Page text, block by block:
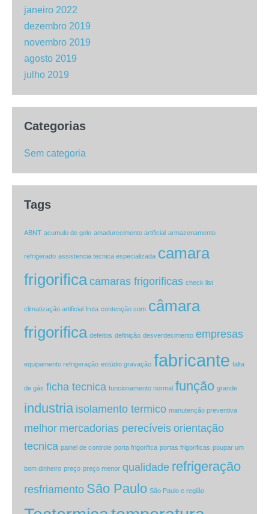
janeiro 2022
dezembro 2019
novembro 2019
agosto 2019
julho 2019
Categorias
Sem categoria
Tags
ABNT acumulo de gelo amadurecimento artificial armazenamento
refrigerado assistencia tecnica especializada camara
frigorifica camaras frigorificas check list
climatização artificial fruta contenção som câmara
frigorifica defeitos definição desverdecimento empresas
equipamento refrigeração estúdio gravação fabricante falta
de gás ficha tecnica funcionamento normal função grande
industria isolamento termico manutenção preventiva
melhor mercadorias perecíveis orientação
tecnica painel de controle porta frigorifica portas frigorificas poupar um
bom dinheiro preço preço menor qualidade refrigeração
resfriamento São Paulo São Paulo e região